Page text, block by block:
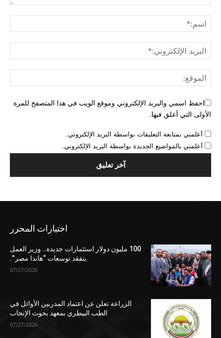
احفظ اسمي والبريد الإلكتروني وموقع الويب في هذا المتصفح للمرة
الأولى التي أعلق فيها.
أعلمني بمتابعة التعليقات بواسطة البريد الإلكتروني.
أعلمني بالمواضيع الجديدة بواسطة البريد الإلكتروني.
اختيارات المحرر
100 مليون دولار استثمارات جديدة.. وزير العمل
يتفقد توسعات “هاندا مصر”.
07/27/2026
الزراعة تعلن عن اعتماد المدربين الأوائل في
الطب البيطري بمعهد بحوث الإنجاب
07/27/2026